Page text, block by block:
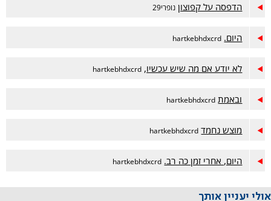
הדפסה על קפוצון נופרי29
היום. hartkebhdxcrd
לא יודע אם מה שיש עכשיו, hartkebhdxcrd
ובאמת hartkebhdxcrd
מוצש נחמד hartkebhdxcrd
היום, אחרי זמן כה רב. hartkebhdxcrd
אולי יעניין אותך